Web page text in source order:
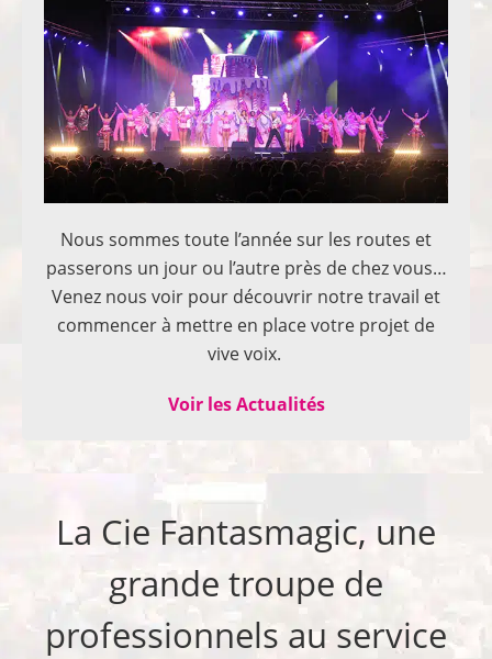
Nous sommes toute l’année sur les routes et
passerons un jour ou l’autre près de chez vous…
Venez nous voir pour découvrir notre travail et
commencer à mettre en place votre projet de
vive voix.
Voir les Actualités
La Cie Fantasmagic, une
grande troupe de
professionnels au service